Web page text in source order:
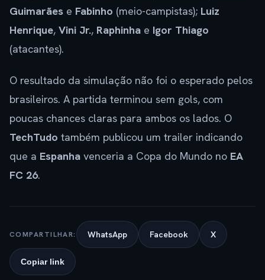
Guimarães e Fabinho (meio-campistas); Luiz
Henrique, Vini Jr., Raphinha e Igor Thiago
(atacantes).
O resultado da simulação não foi o esperado pelos
brasileiros. A partida terminou sem gols, com
poucas chances claras para ambos os lados. O
TechTudo também publicou um trailer indicando
que a Espanha venceria a Copa do Mundo no EA
FC 26.
COMPARTILHAR: WhatsApp Facebook X
Copiar link